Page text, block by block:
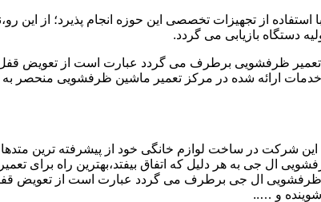
از تجهیزات تخصصی این حوزه انجام پذیرد؛ از این
دستگاه بازیابی می گردد.
تعمیر ظرفشویی برطرف می گردد عبارت است از تعویض
ارائه شده در مرکز تعمیر ماشین ظرفشویی منحصر به
شرکت در ساخت لوازم خانگی خود از پیشرفته ترین متدها
ال جی به هر دلیل که اتفاق بیفتد،بهترین راه برای
ظرفشویی ال جی برطرف می گردد عبارت است از
و …..